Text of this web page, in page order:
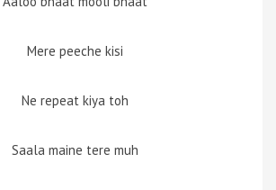
Mere peeche kisi
Ne repeat kiya toh
Saala maine tere muh